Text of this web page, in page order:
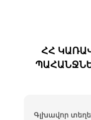
ՀՀ
Գլխավոր